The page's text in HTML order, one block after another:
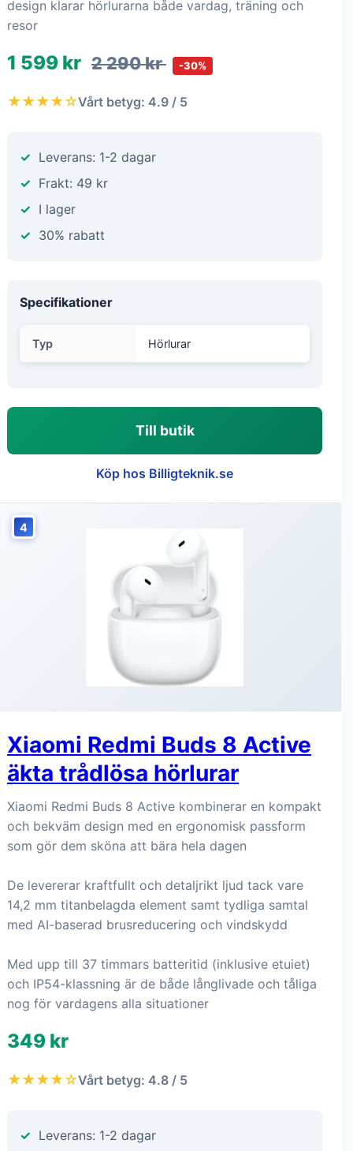
design klarar hörlurarna både vardag, träning och
resor
1 599 kr 2 290 kr -30%
★★★★☆Vårt betyg: 4.9 / 5
Leverans: 1-2 dagar
Frakt: 49 kr
I lager
30% rabatt
Specifikationer
Typ Hörlurar
Till butik
Köp hos Billigteknik.se
4
Xiaomi Redmi Buds 8 Active
äkta trådlösa hörlurar
Xiaomi Redmi Buds 8 Active kombinerar en kompakt
och bekväm design med en ergonomisk passform
som gör dem sköna att bära hela dagen
De levererar kraftfullt och detaljrikt ljud tack vare
14,2 mm titanbelagda element samt tydliga samtal
med AI-baserad brusreducering och vindskydd
Med upp till 37 timmars batteritid (inklusive etuiet)
och IP54-klassning är de både långlivade och tåliga
nog för vardagens alla situationer
349 kr
★★★★☆Vårt betyg: 4.8 / 5
Leverans: 1-2 dagar